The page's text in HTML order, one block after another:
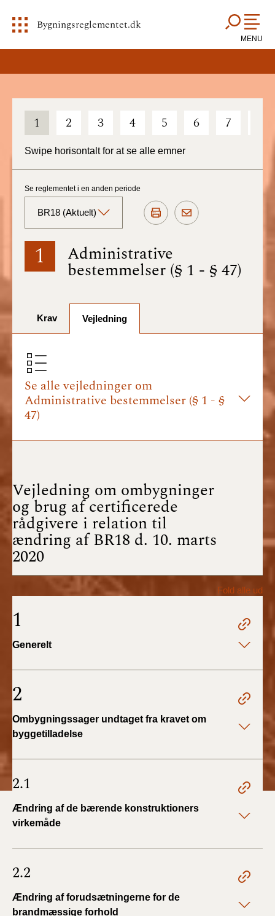
Bygningsreglementet.dk
MENU
1 2 3 4 5 6 7
Swipe horisontalt for at se alle emner
1 Administrative
bestemmelser (§ 1 - § 47)
Se reglementet i en anden periode
BR18 (Aktuelt)
BR18 (Aktuelt)
BR18 (1/7-31/12
BR18 (1/1-30/6
BR18 (1/7- 31/12
2024)
BR18 (1/1- 30/06
2024)
BR18 (17/9 - 31/12
2022)
BR18 (1/7 - 16/9
2022)
BR18 (1/1 - 30/6
2020)
2020)
BR18 (4/7-31/12
BR18 (1/7-31/12
2018)
Krav Vejledning
Se alle vejledninger om
Administrative bestemmelser (§ 1 - §
47)
Vejledning om ombygninger
og brug af certificerede
rådgivere i relation til
ændring af BR18 d. 10. marts
2020
Fold alle ud
1
Generelt
2
Ombygningssager undtaget fra kravet om
byggetilladelse
2.1
Ændring af de bærende konstruktioners
virkemåde
2.2
Ændring af forudsætningerne for de
brandmæssige forhold